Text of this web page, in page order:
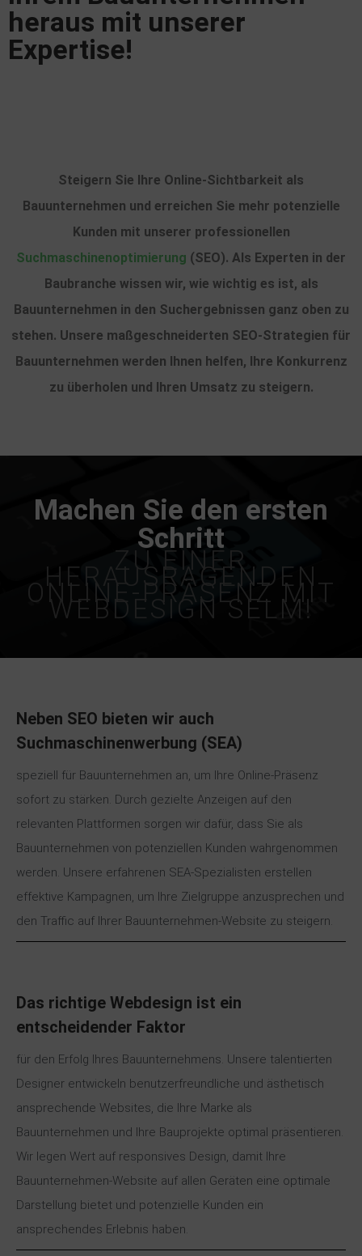
heraus mit unserer
Expertise!
Steigern Sie Ihre Online-Sichtbarkeit als
Bauunternehmen und erreichen Sie mehr potenzielle
Kunden mit unserer professionellen
Suchmaschinenoptimierung (SEO). Als Experten in der
Baubranche wissen wir, wie wichtig es ist, als
Bauunternehmen in den Suchergebnissen ganz oben zu
stehen. Unsere maßgeschneiderten SEO-Strategien für
Bauunternehmen werden Ihnen helfen, Ihre Konkurrenz
zu überholen und Ihren Umsatz zu steigern.
Machen Sie den ersten
Schritt
ZU EINER
HERAUSRAGENDEN
ONLINE-PRÄSENZ MIT
WEBDESIGN SELM!
Neben SEO bieten wir auch
Suchmaschinenwerbung (SEA)
speziell für Bauunternehmen an, um Ihre Online-Präsenz
sofort zu stärken. Durch gezielte Anzeigen auf den
relevanten Plattformen sorgen wir dafür, dass Sie als
Bauunternehmen von potenziellen Kunden wahrgenommen
werden. Unsere erfahrenen SEA-Spezialisten erstellen
effektive Kampagnen, um Ihre Zielgruppe anzusprechen und
den Traffic auf Ihrer Bauunternehmen-Website zu steigern.
Das richtige Webdesign ist ein
entscheidender Faktor
für den Erfolg Ihres Bauunternehmens. Unsere talentierten
Designer entwickeln benutzerfreundliche und ästhetisch
ansprechende Websites, die Ihre Marke als
Bauunternehmen und Ihre Bauprojekte optimal präsentieren.
Wir legen Wert auf responsives Design, damit Ihre
Bauunternehmen-Website auf allen Geräten eine optimale
Darstellung bietet und potenzielle Kunden ein
ansprechendes Erlebnis haben.